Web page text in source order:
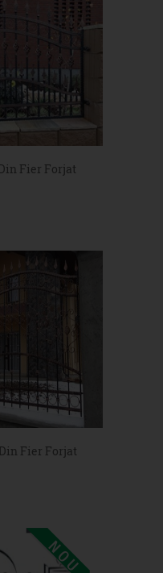
Fier Forjat
Fier Forjat